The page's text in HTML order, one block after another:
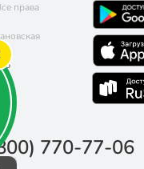
права
770-77-06